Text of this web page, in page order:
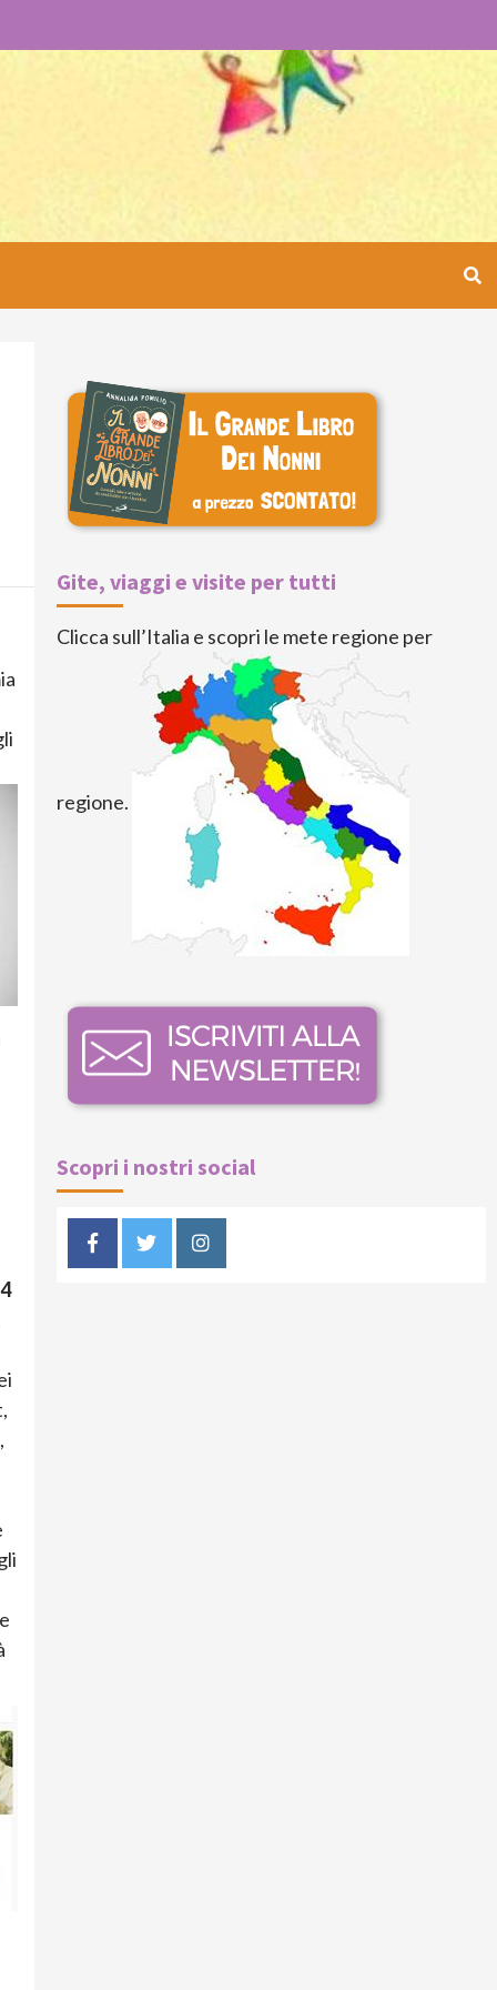
Gite, viaggi e visite per tutti
Clicca sull’Italia e scopri le mete regione per
regione.
Scopri i nostri social
FacebookTwitterInstagram